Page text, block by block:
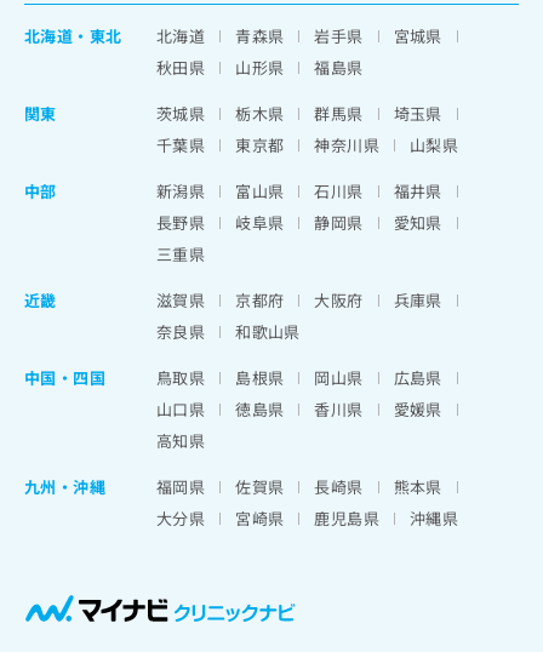
北海道 ・ 東北 北海道 青森県 岩手県
宮城県
秋田県
山形県
福島県
関東
茨城県 栃木県 群馬県
埼玉県
千葉県
東京都 神奈川県
山梨県
中部
新潟県 富山県 石川県
福井県
長野県
岐阜県 静岡県
愛知県
三重県
近畿
滋賀県 京都府 大阪府
兵庫県
奈良県
和歌山県
中国・四国
鳥取県 島根県 岡山県
広島県
山口県
徳島県 香川県
愛媛県
高知県
九州・沖縄
福岡県 佐賀県 長崎県
熊本県
大分県
宮崎県 鹿児島県 沖縄県